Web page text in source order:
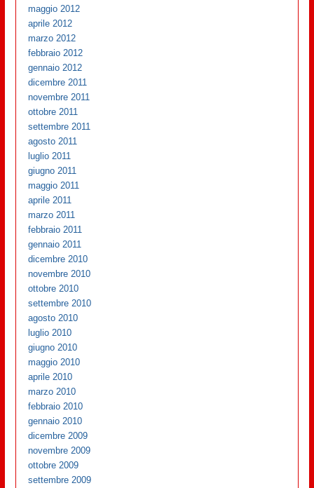
maggio 2012
aprile 2012
marzo 2012
febbraio 2012
gennaio 2012
dicembre 2011
novembre 2011
ottobre 2011
settembre 2011
agosto 2011
luglio 2011
giugno 2011
maggio 2011
aprile 2011
marzo 2011
febbraio 2011
gennaio 2011
dicembre 2010
novembre 2010
ottobre 2010
settembre 2010
agosto 2010
luglio 2010
giugno 2010
maggio 2010
aprile 2010
marzo 2010
febbraio 2010
gennaio 2010
dicembre 2009
novembre 2009
ottobre 2009
settembre 2009